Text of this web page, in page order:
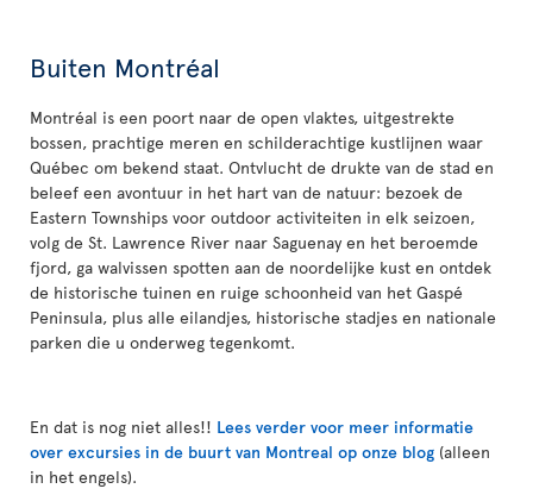
Buiten Montréal
Montréal is een poort naar de open vlaktes, uitgestrekte
bossen, prachtige meren en schilderachtige kustlijnen waar
Québec om bekend staat. Ontvlucht de drukte van de stad en
beleef een avontuur in het hart van de natuur: bezoek de
Eastern Townships voor outdoor activiteiten in elk seizoen,
volg de St. Lawrence River naar Saguenay en het beroemde
fjord, ga walvissen spotten aan de noordelijke kust en ontdek
de historische tuinen en ruige schoonheid van het Gaspé
Peninsula, plus alle eilandjes, historische stadjes en nationale
parken die u onderweg tegenkomt.
En dat is nog niet alles!! Lees verder voor meer informatie
over excursies in de buurt van Montreal op onze blog (alleen
in het engels).